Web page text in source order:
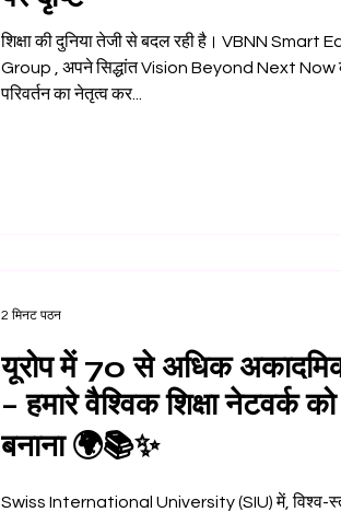
शिक्षा की दुनिया तेजी से बदल रही है। VBNN Smart
Group , अपने सिद्धांत Vision Beyond Next Now के साथ, इस
परिवर्तन का नेतृत्व कर...
यूरोप में 70 से अधिक
– हमारे वैश्विक शिक्षा नेटवर्क
बनाना 🌍📚✨
Swiss International University (SIU) में, विश्व-स्तरीय शिक्षा प्रदान
2 मिनट पठन